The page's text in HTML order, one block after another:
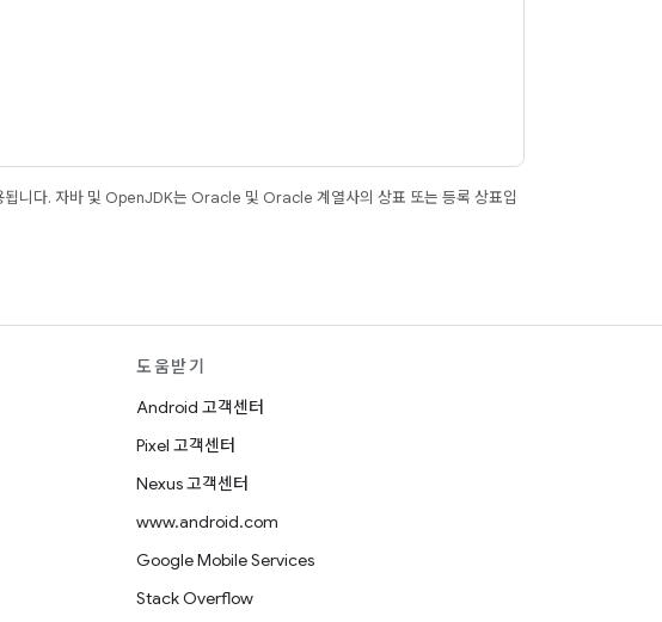
됩니다. 자바 및 OpenJDK는 Oracle 및 Oracle 계열사의 상표 또는 등록 상표입
도움받기
Android 고객센터
Pixel 고객센터
Nexus 고객센터
www.android.com
Google Mobile Services
Stack Overflow